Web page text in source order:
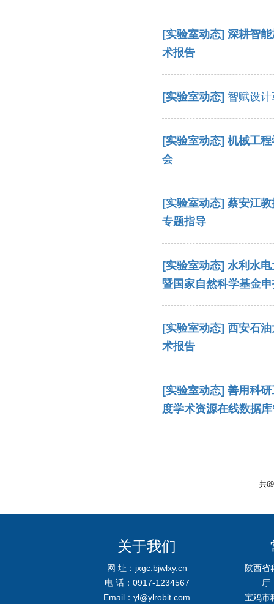
[实验室动态] 深耕智
术报告
[实验室动态] 智赋设
[实验室动态] 机械工
会
[实验室动态] 蔡安江
专题指导
[实验室动态] 水利水
暨国家自然科学基金
[实验室动态] 西安石
术报告
[实验室动态] 善用科
度学术资源在线数据
共
关于我们
网 址：jxgc.bjwlxy.cn
电 话：0917-1234567
Email：yl@ylrobit.com
陕西省
厅
宝鸡市